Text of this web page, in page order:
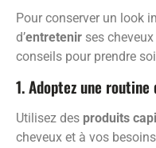
Pour conserver un look
d’entretenir ses
conseils pour prendre
1. Adoptez une
Utilisez des produits
cheveux et à vos